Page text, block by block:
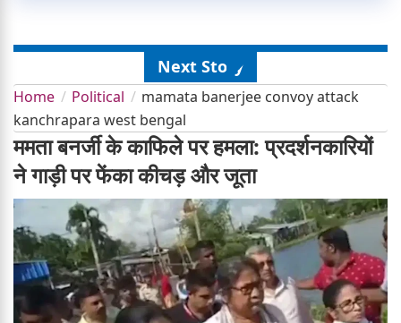
Next Story
Home Political
mamata banerjee convoy attack
kanchrapara west bengal
ममता बनर्जी के काफिले पर हमला: प्रदर्शनकारियों
ने गाड़ी पर फेंका कीचड़ और जूता